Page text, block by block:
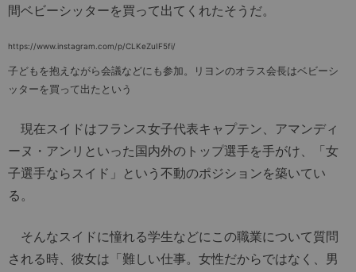
間ベビーシッターを買って出てくれたそうだ。
https://www.instagram.com/p/CLKeZuIF5fi/
子どもを抱えながら会議などにも参加。リヨンのオラス会長はベビーシ
ッターを買って出たという
現在スイドはフランス女子代表キャプテン、アマンディ
ーヌ・アンリといった国内外のトップ選手を手がけ、「女
子選手ならスイド」という不動のポジションを築いてい
る。
そんなスイドに憧れる学生などにこの職業について質問
される時、彼女は「難しい仕事。女性だからではなく、男